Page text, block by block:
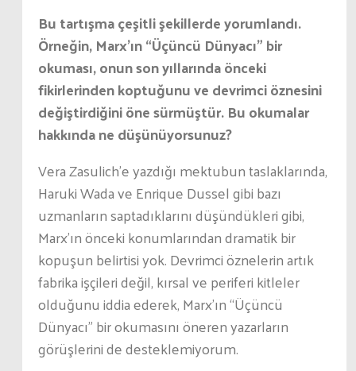
Bu tartışma çeşitli şekillerde yorumlandı.
Örneğin, Marx’ın “Üçüncü Dünyacı” bir
okuması, onun son yıllarında önceki
fikirlerinden koptuğunu ve devrimci öznesini
değiştirdiğini öne sürmüştür. Bu okumalar
hakkında ne düşünüyorsunuz?
Vera Zasulich’e yazdığı mektubun taslaklarında,
Haruki Wada ve Enrique Dussel gibi bazı
uzmanların saptadıklarını düşündükleri gibi,
Marx’ın önceki konumlarından dramatik bir
kopuşun belirtisi yok. Devrimci öznelerin artık
fabrika işçileri değil, kırsal ve periferi kitleler
olduğunu iddia ederek, Marx’ın “Üçüncü
Dünyacı” bir okumasını öneren yazarların
görüşlerini de desteklemiyorum.